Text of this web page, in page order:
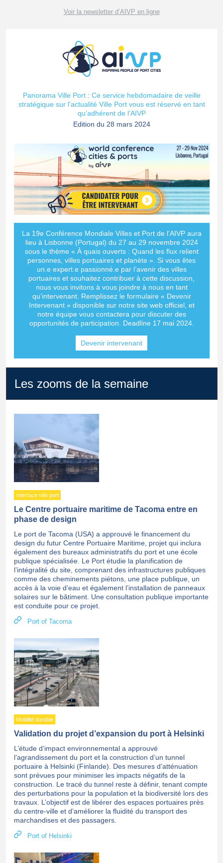
Voir la newsletter d’AIVP en ligne
Panorama Ville Port : Ce service hebdomadaire de veille
stratégique sur l’actualité Ville Port vous est réservé en tant
qu’adhérent de l’AIVP
Edition du 28 mars 2024
La 19e Conférence Mondiale Villes et Port de l’AIVP aura
lieu à Lisbonne (Portugal) du 27 au 29 novembre 2024
sous le thème « À quais ouverts : Quand les flux relient
personnes, villes portuaires et planète ». Si vous êtes
un.e expert.e passionné.e par l’avenir des villes
portuaires et souhaitez contribuer à cette discussion,
nous vous invitons à vous joindre à nous en tant
qu’intervenant. Remplissez le formulaire « Devenir
Intervenant » disponible sur notre site web officiel, et
notre équipe vous contactera pour discuter des
opportunités de participation. Deadline 17 mai 2024.
Devenir intervenant
Les zooms de la semaine
Interface ville port
Le Centre portuaire maritime de Tacoma entre en
phase de design
Le port de Tacoma (USA) a approuvé le financement du
design du futur Centre Portuaire Maritime, projet qui inclura
également des bureaux administratifs du port et une école
publique spécialisée. Le Port étudie la planification de
l’intégralité du site, comprenant des infrastructures publiques
comme des cheminements piétons, une place publique, un
accès à la voie d’eau et également l’installation de panneaux
solaires sur le bâtiment. Une consultation publique importante
est conduite pour ce projet.
Port of Tacoma
Mobilité durable
Validation du projet d’expansion du port à Helsinki
L’étude d’impact environnemental a approuvé
l’agrandissement du port et la construction d’un tunnel
portuaire à Helsinki (Finlande). Des mesures d’atténuation
sont prévues pour minimiser les impacts négatifs de la
construction. Le tracé du tunnel reste à définir, tenant compte
des perturbations pour la population et la biodiversité lors des
travaux. L’objectif est de libérer des espaces portuaires près
du centre-ville et d’améliorer la fluidité du transport des
marchandises et des passagers.
Port of Helsinki